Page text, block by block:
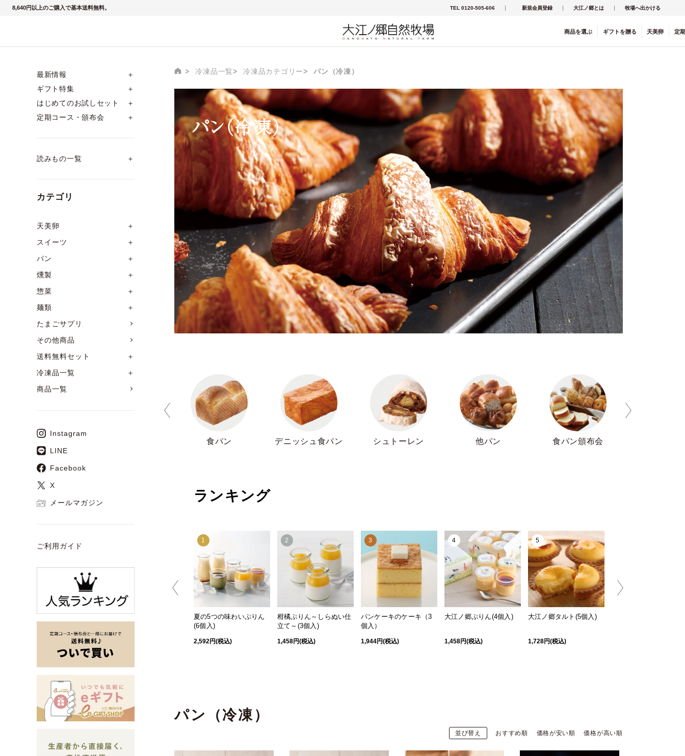
8,640円以上のご購入で基本送料無料。 TEL 0120-505-606 新規会員登録 大江ノ郷とは 牧場へ出かける
商品を選ぶ ギフト を贈る 天美卵 定
最新情報
＋
ギフト特集
＋
はじめてのお試しセット
＋
定期コース・頒布会
＋
読みもの一覧 ＋
カテゴリ
天美卵
＋
スイーツ
＋
パン
＋
燻製
＋
惣菜
＋
麺類
＋
たまごサプリ
その他商品
送料無料セット
＋
冷凍品一覧
＋
商品一覧
Instagram
LINE
Facebook
X
メールマガジン
ご利用ガイド
冷凍品一覧 冷凍品カテゴリー パン（冷凍）
パン（冷凍）
食パン デニッシュ食パン シュトーレン 他パン 食パン頒布会
ランキング
1
夏の5つの味わいぷりん
(6個入)
2,592円(税込)
2
柑橘ぷりん～しらぬい仕
立て～(3個入)
1,458円(税込)
3
パンケーキのケーキ（3
個入）
1,944円(税込)
4
大江ノ郷ぷりん(4個入)
1,458円(税込)
5
大江ノ郷タルト(5個入)
1,728円(税込)
パン（冷凍）
並び替え おすすめ順 価格が安い順 価格が高い順